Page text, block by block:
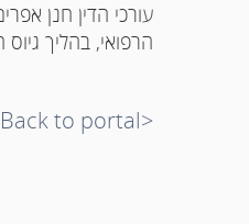
עורכי הדין חנן
הרפואי, בהליך
<Back to portal